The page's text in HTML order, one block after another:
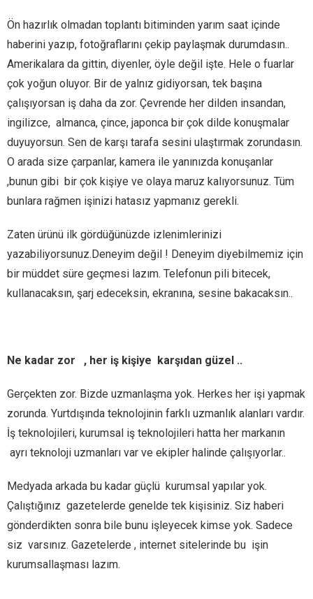
Ön hazırlık olmadan toplantı bitiminden yarım saat içinde
haberini yazıp, fotoğraflarını çekip paylaşmak durumdasın..
Amerikalara da gittin, diyenler, öyle değil işte. Hele o fuarlar
çok yoğun oluyor. Bir de yalnız gidiyorsan, tek başına
çalışıyorsan iş daha da zor. Çevrende her dilden insandan,
ingilizce, almanca, çince, japonca bir çok dilde konuşmalar
duyuyorsun. Sen de karşı tarafa sesini ulaştırmak zorundasın.
O arada size çarpanlar, kamera ile yanınızda konuşanlar
,bunun gibi bir çok kişiye ve olaya maruz kalıyorsunuz. Tüm
bunlara rağmen işinizi hatasız yapmanız gerekli.
Zaten ürünü ilk gördüğünüzde izlenimlerinizi
yazabiliyorsunuz.Deneyim değil ! Deneyim diyebilmemiz için
bir müddet süre geçmesi lazım. Telefonun pili bitecek,
kullanacaksın, şarj edeceksin, ekranına, sesine bakacaksın..
Ne kadar zor , her iş kişiye karşıdan güzel ..
Gerçekten zor. Bizde uzmanlaşma yok. Herkes her işi yapmak
zorunda. Yurtdışında teknolojinin farklı uzmanlık alanları vardır.
İş teknolojileri, kurumsal iş teknolojileri hatta her markanın
ayrı teknoloji uzmanları var ve ekipler halinde çalışıyorlar..
Medyada arkada bu kadar güçlü kurumsal yapılar yok.
Çalıştığınız gazetelerde genelde tek kişisiniz. Siz haberi
gönderdikten sonra bile bunu işleyecek kimse yok. Sadece
siz varsınız. Gazetelerde , internet sitelerinde bu işin
kurumsallaşması lazım.